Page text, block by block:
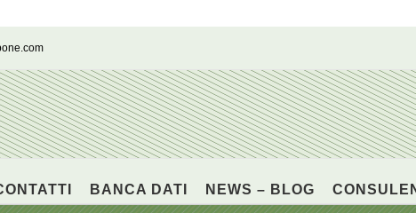
BANCA DATI NEWS – BLOG